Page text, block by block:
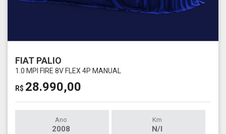
FIAT PALIO
1.0 MPI FIRE 8V FLEX 4P MANUAL
R$ 28.990,00
Ano
2008
Km
N/I